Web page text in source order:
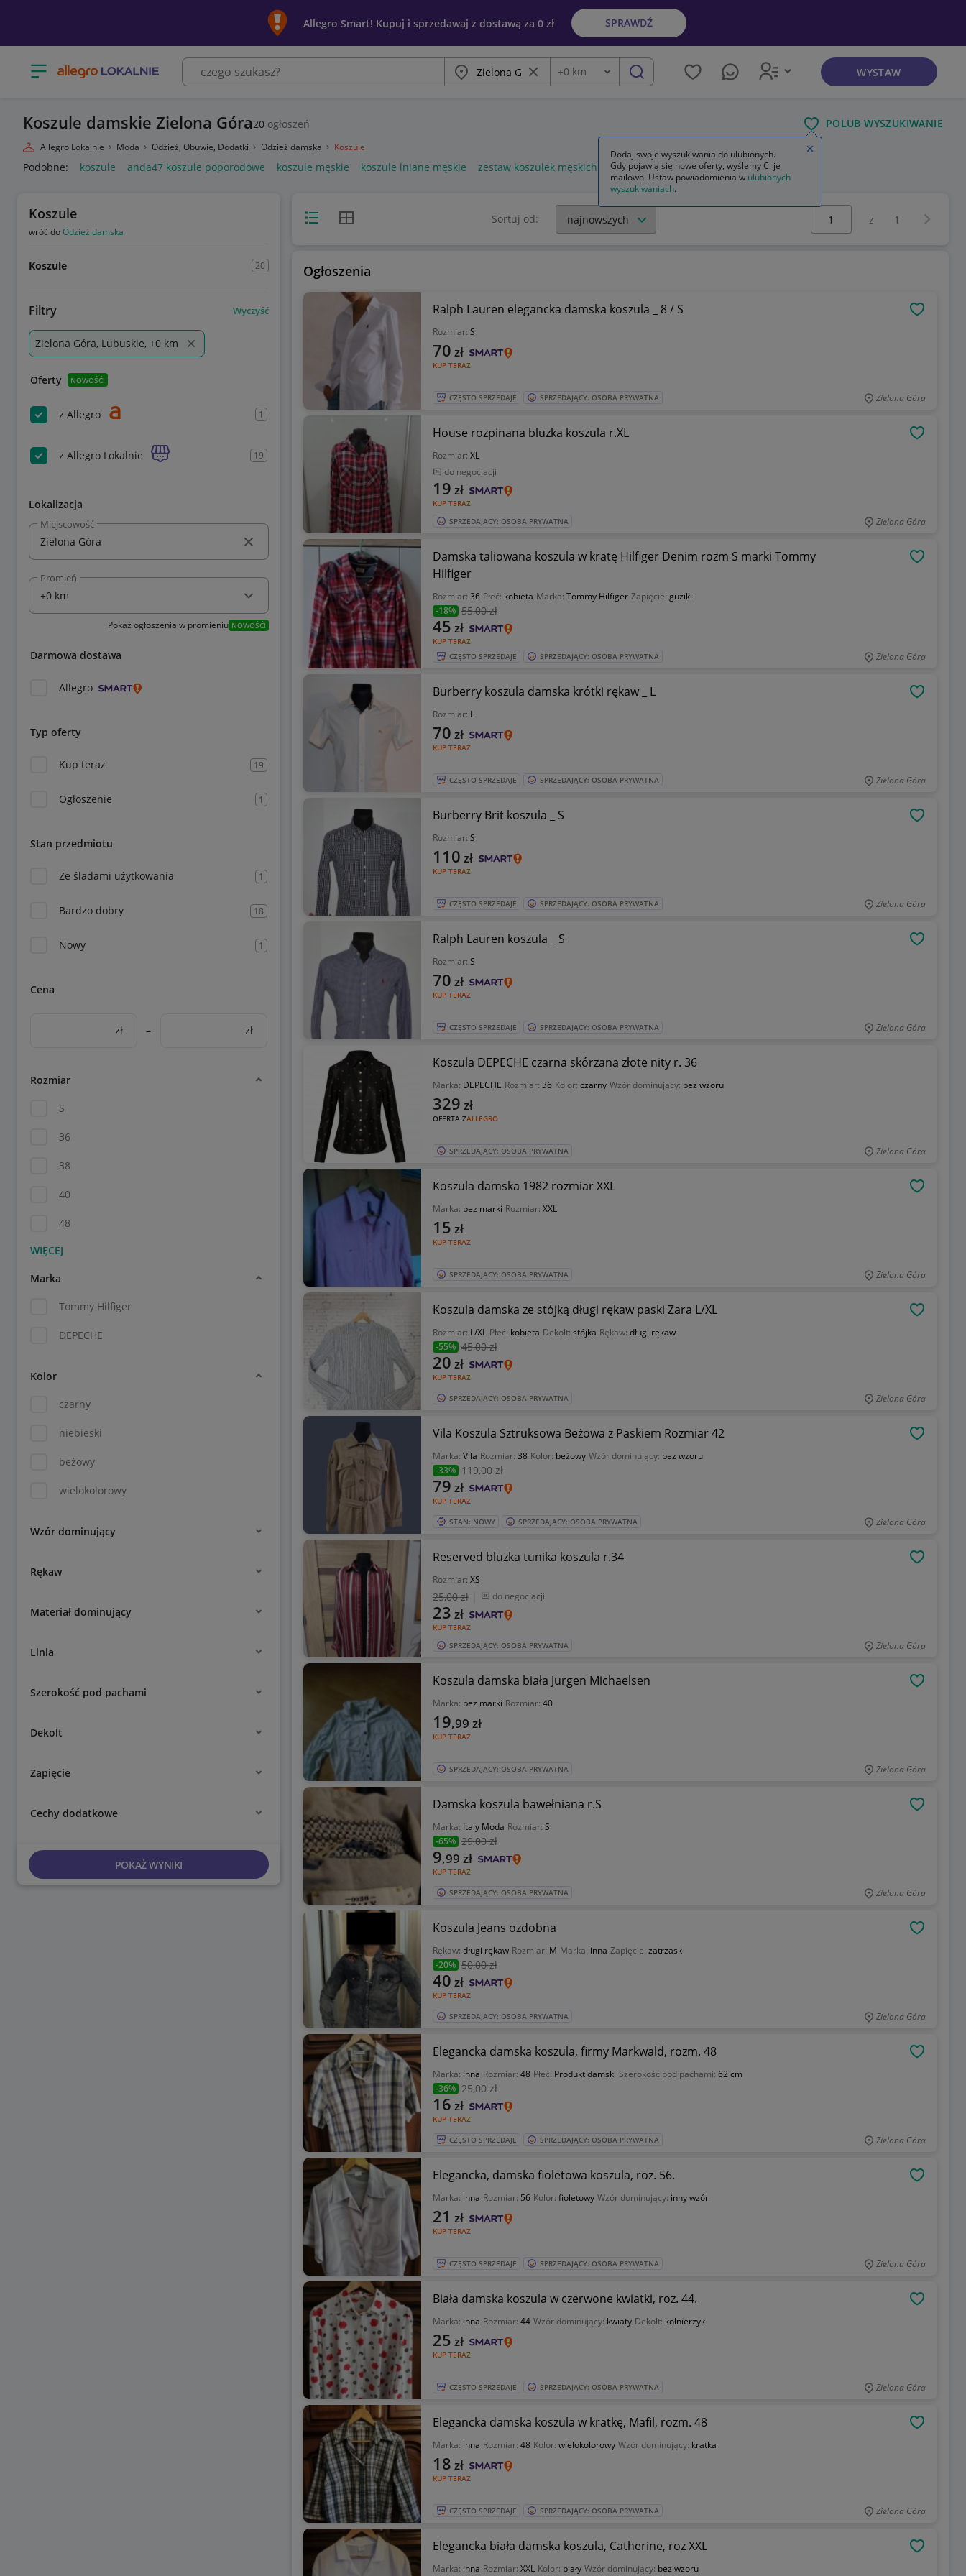
Allegro Smart! Kupuj i sprzedawaj z dostawą za 0 zł SPRAWDŹ
Otwórz menu z kategoriami Miasto Wyczyść frazę
Odległość
+0 km szukaj WYSTAW
Koszule damskie Zielona Góra20 ogłoszeń POLUB WYSZUKIWANIE
Allegro Lokalnie Moda Odzież, Obuwie, Dodatki Odzież damska Koszule
Podobne: koszule anda47 koszule poporodowe koszule męskie koszule lniane męskie zestaw koszulek męskich
Koszule
wróć doOdzież damska
Koszule 20
Filtry Wyczyść
Zielona Góra, Lubuskie, +0 km
Oferty NOWOŚĆ!
z Allegro 1
z Allegro Lokalnie 19
Lokalizacja
Miejscowość
Promień
Pokaż ogłoszenia w promieniu NOWOŚĆ!
Darmowa dostawa
Allegro
Typ oferty
Kup teraz 19
Ogłoszenie 1
Stan przedmiotu
Ze śladami użytkowania 1
Bardzo dobry 18
Nowy 1
Cena
zł – zł
Rozmiar
S
36
38
40
48
Marka
Tommy Hilfiger
DEPECHE
Kolor
czarny
niebieski
beżowy
wielokolorowy
Wzór dominujący
Rękaw
Materiał dominujący
Linia
Szerokość pod pachami
Dekolt
Zapięcie
Cechy dodatkowe
POKAŻ WYNIKI
Widok listyWidok siatki Sortuj od:
Wybierz stronę:
z 1
Ogłoszenia
Ralph Lauren elegancka damska koszula _ 8 / S
Rozmiar: S
KUP TERAZ
70 zł
CZĘSTO SPRZEDAJE SPRZEDAJĄCY: OSOBA PRYWATNA Zielona Góra
House rozpinana bluzka koszula r.XL
Rozmiar: XL
do negocjacji
KUP TERAZ
19 zł
SPRZEDAJĄCY: OSOBA PRYWATNA Zielona Góra
Damska taliowana koszula w kratę Hilfiger Denim rozm S marki Tommy
Hilfiger
Rozmiar: 36 Płeć: kobieta Marka: Tommy Hilfiger Zapięcie: guziki
-18% 55,00 zł
KUP TERAZ
45 zł
CZĘSTO SPRZEDAJE SPRZEDAJĄCY: OSOBA PRYWATNA Zielona Góra
Burberry koszula damska krótki rękaw _ L
Rozmiar: L
KUP TERAZ
70 zł
CZĘSTO SPRZEDAJE SPRZEDAJĄCY: OSOBA PRYWATNA Zielona Góra
Burberry Brit koszula _ S
Rozmiar: S
KUP TERAZ
110 zł
CZĘSTO SPRZEDAJE SPRZEDAJĄCY: OSOBA PRYWATNA Zielona Góra
Ralph Lauren koszula _ S
Rozmiar: S
KUP TERAZ
70 zł
CZĘSTO SPRZEDAJE SPRZEDAJĄCY: OSOBA PRYWATNA Zielona Góra
Koszula DEPECHE czarna skórzana złote nity r. 36
Marka: DEPECHE Rozmiar: 36 Kolor: czarny Wzór dominujący: bez wzoru
OFERTA ZALLEGRO
329 zł
SPRZEDAJĄCY: OSOBA PRYWATNA Zielona Góra
Koszula damska 1982 rozmiar XXL
Marka: bez marki Rozmiar: XXL
KUP TERAZ
15 zł
SPRZEDAJĄCY: OSOBA PRYWATNA Zielona Góra
Koszula damska ze stójką długi rękaw paski Zara L/XL
Rozmiar: L/XL Płeć: kobieta Dekolt: stójka Rękaw: długi rękaw
-55% 45,00 zł
KUP TERAZ
20 zł
SPRZEDAJĄCY: OSOBA PRYWATNA Zielona Góra
Vila Koszula Sztruksowa Beżowa z Paskiem Rozmiar 42
Marka: Vila Rozmiar: 38 Kolor: beżowy Wzór dominujący: bez wzoru
-33% 119,00 zł
KUP TERAZ
79 zł
STAN: NOWY SPRZEDAJĄCY: OSOBA PRYWATNA Zielona Góra
Reserved bluzka tunika koszula r.34
Rozmiar: XS
25,00 zł do negocjacji
KUP TERAZ
23 zł
SPRZEDAJĄCY: OSOBA PRYWATNA Zielona Góra
Koszula damska biała Jurgen Michaelsen
Marka: bez marki Rozmiar: 40
KUP TERAZ
19,99 zł
SPRZEDAJĄCY: OSOBA PRYWATNA Zielona Góra
Damska koszula bawełniana r.S
Marka: Italy Moda Rozmiar: S
-65% 29,00 zł
KUP TERAZ
9,99 zł
SPRZEDAJĄCY: OSOBA PRYWATNA Zielona Góra
Koszula Jeans ozdobna
Rękaw: długi rękaw Rozmiar: M Marka: inna Zapięcie: zatrzask
-20% 50,00 zł
KUP TERAZ
40 zł
SPRZEDAJĄCY: OSOBA PRYWATNA Zielona Góra
Elegancka damska koszula, firmy Markwald, rozm. 48
Marka: inna Rozmiar: 48 Płeć: Produkt damski Szerokość pod pachami: 62 cm
-36% 25,00 zł
KUP TERAZ
16 zł
CZĘSTO SPRZEDAJE SPRZEDAJĄCY: OSOBA PRYWATNA Zielona Góra
Elegancka, damska fioletowa koszula, roz. 56.
Marka: inna Rozmiar: 56 Kolor: fioletowy Wzór dominujący: inny wzór
KUP TERAZ
21 zł
CZĘSTO SPRZEDAJE SPRZEDAJĄCY: OSOBA PRYWATNA Zielona Góra
Biała damska koszula w czerwone kwiatki, roz. 44.
Marka: inna Rozmiar: 44 Wzór dominujący: kwiaty Dekolt: kołnierzyk
KUP TERAZ
25 zł
CZĘSTO SPRZEDAJE SPRZEDAJĄCY: OSOBA PRYWATNA Zielona Góra
Elegancka damska koszula w kratkę, Mafil, rozm. 48
Marka: inna Rozmiar: 48 Kolor: wielokolorowy Wzór dominujący: kratka
KUP TERAZ
18 zł
CZĘSTO SPRZEDAJE SPRZEDAJĄCY: OSOBA PRYWATNA Zielona Góra
Elegancka biała damska koszula, Catherine, roz XXL
Marka: inna Rozmiar: XXL Kolor: biały Wzór dominujący: bez wzoru
Dodaj swoje wyszukiwania do ulubionych.
Gdy pojawią się nowe oferty, wyślemy Ci je
mailowo. Ustaw powiadomienia w ulubionych
wyszukiwaniach.
Zamknij wskazówkę